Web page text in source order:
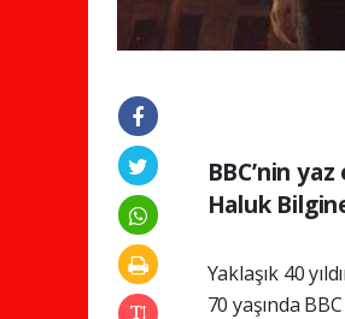
BBC’nin
Haluk
Yaklaşık 40
70 yaşında